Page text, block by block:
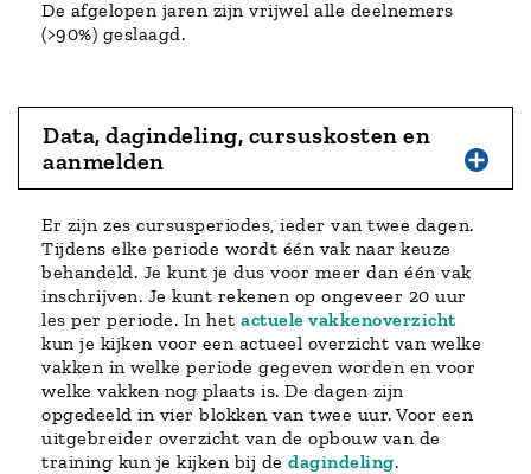
De afgelopen jaren zijn vrijwel alle deelnemers
(>90%) geslaagd.
Data, dagindeling, cursuskosten en
aanmelden
Er zijn zes cursusperiodes, ieder van twee dagen.
Tijdens elke periode wordt één vak naar keuze
behandeld. Je kunt je dus voor meer dan één vak
inschrijven. Je kunt rekenen op ongeveer 20 uur
les per periode. In het actuele vakkenoverzicht
kun je kijken voor een actueel overzicht van welke
vakken in welke periode gegeven worden en voor
welke vakken nog plaats is. De dagen zijn
opgedeeld in vier blokken van twee uur. Voor een
uitgebreider overzicht van de opbouw van de
training kun je kijken bij de dagindeling.